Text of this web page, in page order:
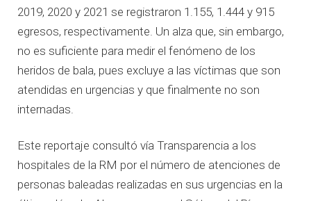
2019, 2020 y 2021 se registraron 1.155, 1.444 y 915
egresos, respectivamente. Un alza que, sin embargo,
no es suficiente para medir el fenómeno de los
heridos de bala, pues excluye a las víctimas que son
atendidas en urgencias y que finalmente no son
internadas.
Este reportaje consultó vía Transparencia a los
hospitales de la RM por el número de atenciones de
personas baleadas realizadas en sus urgencias en la